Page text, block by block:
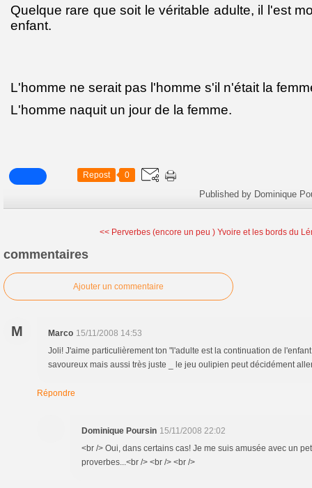
Quelque rare que soit le véritable adulte, il l'est
enfant.
L'homme ne serait pas l'homme s'il n'était la
L'homme naquit un jour de la femme.
Repost 0
Published by Dominique
<< Perverbes (encore un peu ) Yvoire et les bords du
commentaires
Ajouter un commentaire
M Marco 15/11/2008 14:53
Joli! J'aime particulièrement ton "l'adulte est la continuation de
savoureux mais aussi très juste _ le jeu oulipien peut décidément
Répondre
Dominique Poursin 15/11/2008 22:02
<br /> Oui, dans certains cas! Je me suis amusée avec un
proverbes...<br /> <br /> <br />